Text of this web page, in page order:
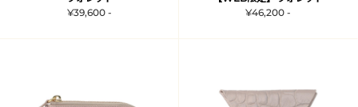
¥39,600 -
¥46,200 -